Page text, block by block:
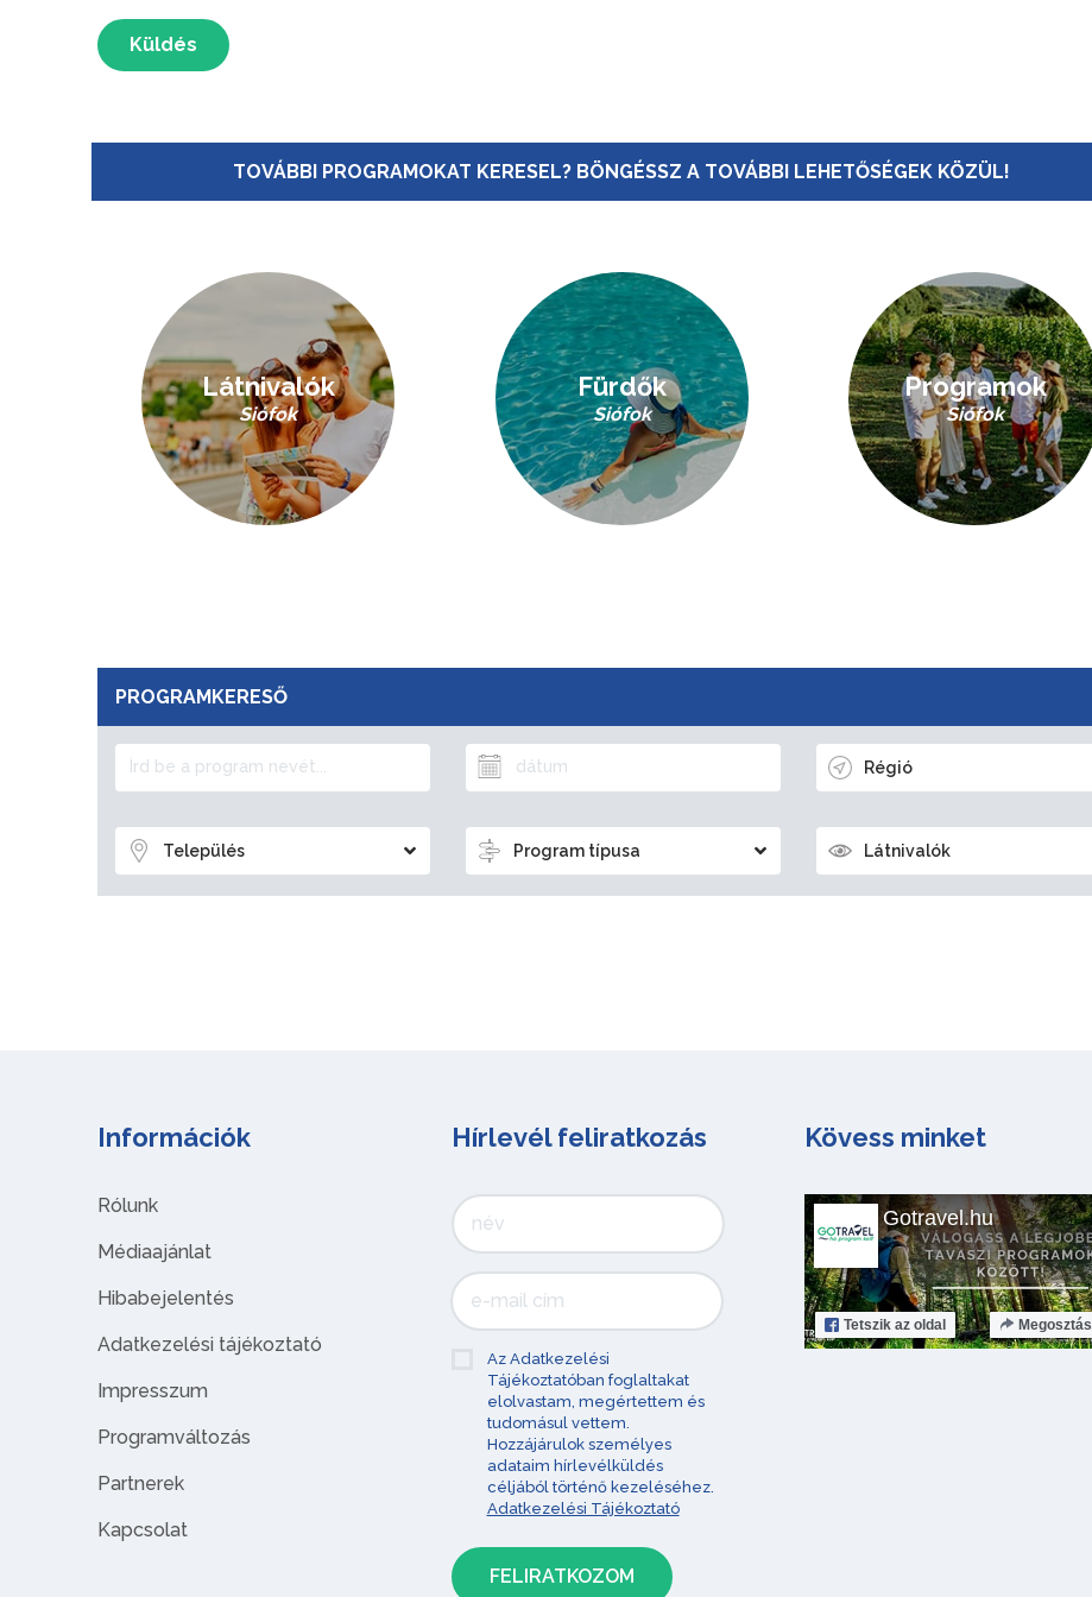
Küldés
TOVÁBBI PROGRAMOKAT KERESEL? BÖNGÉSSZ A TOVÁBBI LEHETŐSÉGEK KÖZÜL!
Látnivalók
Siófok
Fürdők
Siófok
Programok
Siófok
PROGRAMKERESŐ
Régió
Település Program típusa Látnivalók
Információk
Rólunk
Médiaajánlat
Hibabejelentés
Adatkezelési tájékoztató
Impresszum
Programváltozás
Partnerek
Kapcsolat
Hírlevél feliratkozás
Az Adatkezelési
Tájékoztatóban foglaltakat
elolvastam, megértettem és
tudomásul vettem.
Hozzájárulok személyes
adataim hírlevélküldés
céljából történő kezeléséhez.
Adatkezelési Tájékoztató
Kövess minket
Gotravel.hu
Tetszik az oldal Megosztás